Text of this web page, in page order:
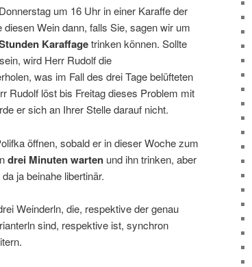
um 16 Uhr in einer Karaffe der
Wein dann, falls Sie, sagen wir um
Karaffagetrinken können. Sollte
wird Herr Rudolf die
was im Fall des drei Tage belüfteten
Rudolf löst bis Freitag dieses Problem mit
er sich an Ihrer Stelle darauf nicht.
öffnen, sobald er in dieser Woche zum
drei Minuten warten und ihn trinken, aber
ja beinahe libertinär.
Weinderln, die, respektive der genau
sind, respektive ist, synchron